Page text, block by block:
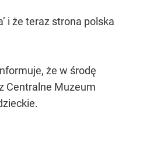
i że teraz strona polska
że w środę
Centralne Muzeum